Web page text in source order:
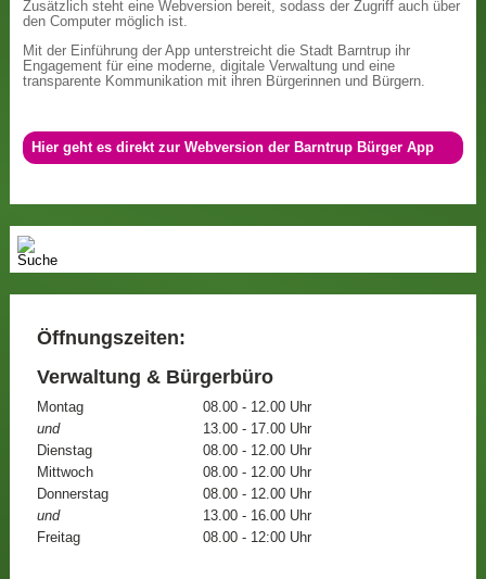
Zusätzlich steht eine Webversion bereit, sodass der Zugriff auch über
den Computer möglich ist.
Mit der Einführung der App unterstreicht die Stadt Barntrup ihr
Engagement für eine moderne, digitale Verwaltung und eine
transparente Kommunikation mit ihren Bürgerinnen und Bürgern.
Hier geht es direkt zur Webversion der Barntrup Bürger App
Öffnungszeiten:
Verwaltung & Bürgerbüro
Montag
08.00 - 12.00 Uhr
und
13.00 - 17.00 Uhr
Dienstag
08.00 - 12.00 Uhr
Mittwoch
08.00 - 12.00 Uhr
Donnerstag
08.00 - 12.00 Uhr
und
13.00 - 16.00 Uhr
Freitag
08.00 - 12:00 Uhr